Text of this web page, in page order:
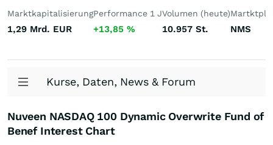
Marktkapitalisierung
1,29 Mrd. EUR
Performance 1 J
+13,85 %
Volumen (heute)
10.957 St. NMS
Kurse, Daten, News & Forum
Nuveen NASDAQ 100 Dynamic Overwrite Fund of
Benef Interest Chart